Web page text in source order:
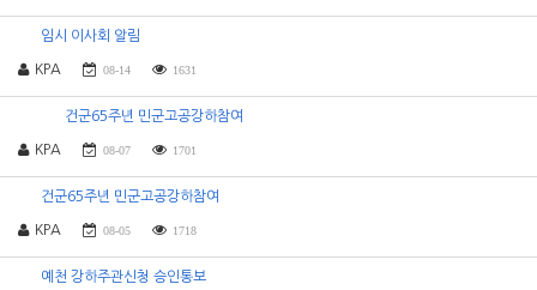
임시 이사회 알림
KPA 08-14 1631
건군65주년 민군고공강하참여
KPA 08-07 1701
건군65주년 민군고공강하참여
KPA 08-05 1718
예천 강하주관신청 승인통보